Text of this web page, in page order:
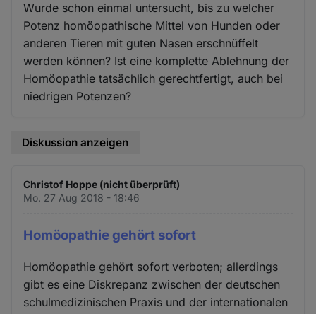
Wurde schon einmal untersucht, bis zu welcher
Potenz homöopathische Mittel von Hunden oder
anderen Tieren mit guten Nasen erschnüffelt
werden können? Ist eine komplette Ablehnung der
Homöopathie tatsächlich gerechtfertigt, auch bei
niedrigen Potenzen?
Diskussion anzeigen
Christof Hoppe (nicht überprüft)
Mo. 27 Aug 2018 - 18:46
Homöopathie gehört sofort
Homöopathie gehört sofort verboten; allerdings
gibt es eine Diskrepanz zwischen der deutschen
schulmedizinischen Praxis und der internationalen